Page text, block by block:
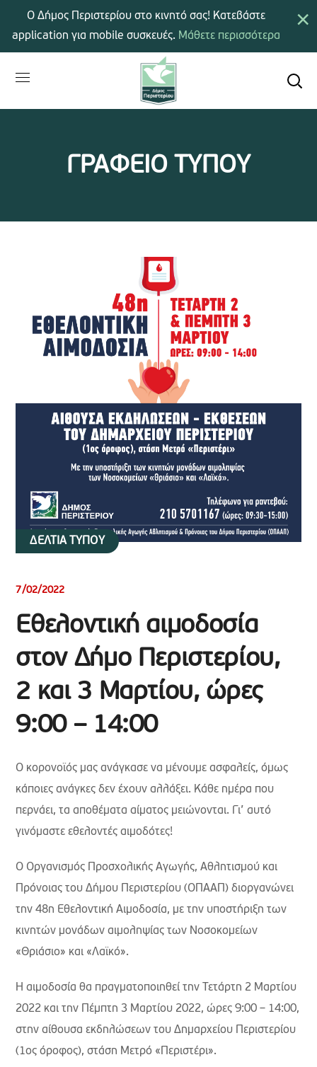
ΓΡΑΦΕΙΟ ΤΥΠΟΥ
ΔΕΛΤΙΑ ΤΥΠΟΥ
7/02/2022
Εθελοντική αιμοδοσία
στον Δήμο Περιστερίου,
2 και 3 Μαρτίου, ώρες
9:00 – 14:00
Ο κορονοϊός μας ανάγκασε να μένουμε ασφαλείς, όμως
κάποιες ανάγκες δεν έχουν αλλάξει. Κάθε ημέρα που
περνάει, τα αποθέματα αίματος μειώνονται. Γι’ αυτό
γινόμαστε εθελοντές αιμοδότες!
O Οργανισμός Προσχολικής Αγωγής, Αθλητισμού και
Πρόνοιας του Δήμου Περιστερίου (ΟΠΑΑΠ) διοργανώνει
την 48η Εθελοντική Αιμοδοσία, με την υποστήριξη των
κινητών μονάδων αιμοληψίας των Νοσοκομείων
«Θριάσιο» και «Λαϊκό».
Η αιμοδοσία θα πραγματοποιηθεί την Τετάρτη 2 Μαρτίου
2022 και την Πέμπτη 3 Μαρτίου 2022, ώρες 9:00 – 14:00,
στην αίθουσα εκδηλώσεων του Δημαρχείου Περιστερίου
(1ος όροφος), στάση Μετρό «Περιστέρι».
×
Ο Δήμος Περιστερίου στο κινητό σας! Κατεβάστε
application για mobile συσκευές. Μάθετε περισσότερα